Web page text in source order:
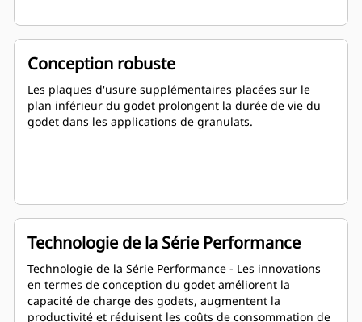
Conception robuste
Les plaques d'usure supplémentaires placées sur le
plan inférieur du godet prolongent la durée de vie du
godet dans les applications de granulats.
Technologie de la Série Performance
Technologie de la Série Performance - Les innovations
en termes de conception du godet améliorent la
capacité de charge des godets, augmentent la
productivité et réduisent les coûts de consommation de